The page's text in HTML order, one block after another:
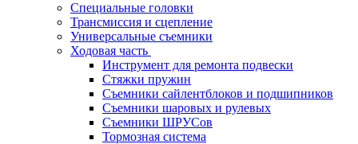
Специальные головки
Трансмиссия и сцепление
Универсальные съемники
Ходовая часть
Инструмент для ремонта подвески
Стяжки пружин
Съемники сайлентблоков и подшипников
Съемники шаровых и рулевых
Съемники ШРУСов
Тормозная система